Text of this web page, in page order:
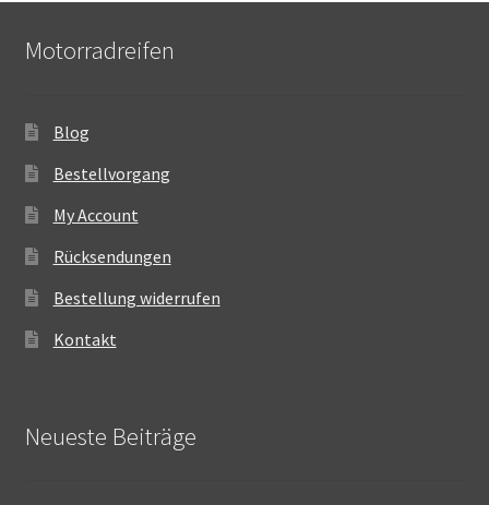
Motorradreifen
Blog
Bestellvorgang
My Account
Rücksendungen
Bestellung widerrufen
Kontakt
Neueste Beiträge